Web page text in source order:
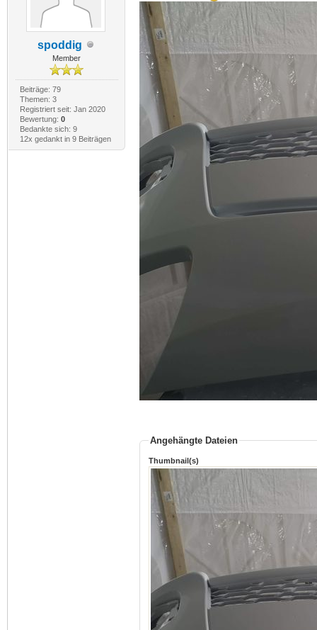
spoddig
Member
Beiträge: 79
Themen: 3
Registriert seit: Jan 2020
Bewertung: 0
Bedankte sich: 9
12x gedankt in 9 Beiträgen
Angehängte Dateien
Thumbnail(s)